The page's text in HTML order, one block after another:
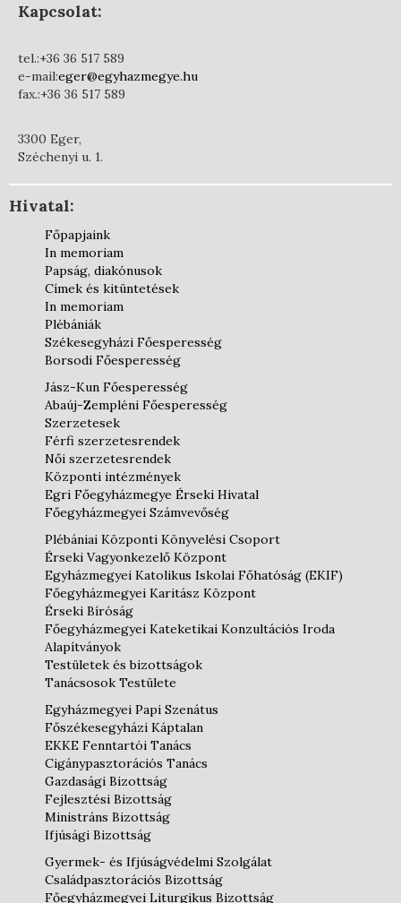
Kapcsolat:
tel.:+36 36 517 589
e-mail:eger@egyhazmegye.hu
fax.:+36 36 517 589
3300 Eger,
Széchenyi u. 1.
Hivatal:
Főpapjaink
In memoriam
Papság, diakónusok
Címek és kitüntetések
In memoriam
Plébániák
Székesegyházi Főesperesség
Borsodi Főesperesség
Jász-Kun Főesperesség
Abaúj-Zempléni Főesperesség
Szerzetesek
Férfi szerzetesrendek
Női szerzetesrendek
Központi intézmények
Egri Főegyházmegye Érseki Hivatal
Főegyházmegyei Számvevőség
Plébániai Központi Könyvelési Csoport
Érseki Vagyonkezelő Központ
Egyházmegyei Katolikus Iskolai Főhatóság (EKIF)
Főegyházmegyei Karitász Központ
Érseki Bíróság
Főegyházmegyei Kateketikai Konzultációs Iroda
Alapítványok
Testületek és bizottságok
Tanácsosok Testülete
Egyházmegyei Papi Szenátus
Főszékesegyházi Káptalan
EKKE Fenntartói Tanács
Cigánypasztorációs Tanács
Gazdasági Bizottság
Fejlesztési Bizottság
Ministráns Bizottság
Ifjúsági Bizottság
Gyermek- és Ifjúságvédelmi Szolgálat
Családpasztorációs Bizottság
Főegyházmegyei Liturgikus Bizottság